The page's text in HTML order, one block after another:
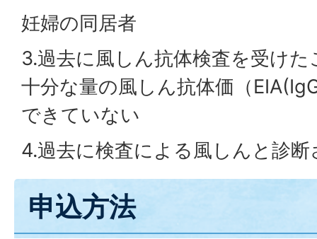
妊婦の同居者
3.過去に風しん抗体検査を受け
十分な量の風しん抗体価（
できていない
4.過去に検査による風しんと診
申込方法